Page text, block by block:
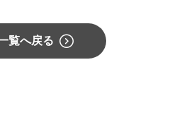
覧へ戻る